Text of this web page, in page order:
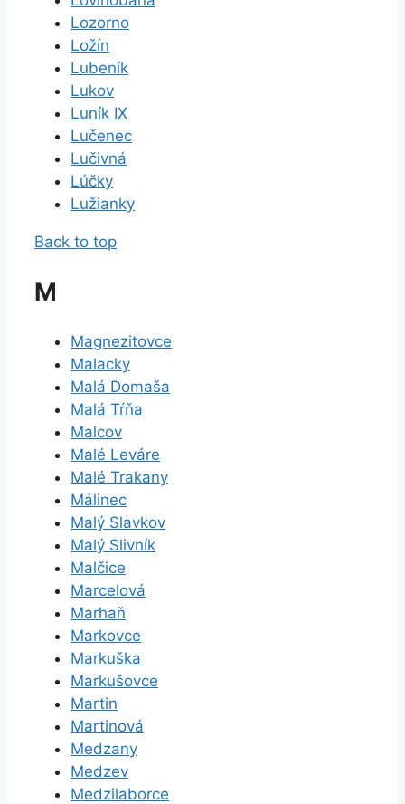
Lozorno
Ložín
Lubeník
Lukov
Luník IX
Lučenec
Lučivná
Lúčky
Lužianky
Back to top
M
Magnezitovce
Malacky
Malá Domaša
Malá Tŕňa
Malcov
Malé Leváre
Malé Trakany
Málinec
Malý Slavkov
Malý Slivník
Malčice
Marcelová
Marhaň
Markovce
Markuška
Markušovce
Martin
Martinová
Medzany
Medzev
Medzilaborce